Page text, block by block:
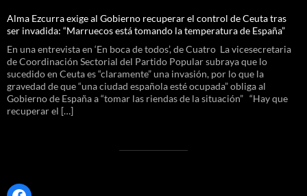
Alma Ezcurra exige al Gobierno recuperar el control de Ceuta tras
ser invadida: “Marruecos está tomando la temperatura de España”
En una entrevista en ‘En boca de todos’, de Cuatro La vicesecretaria
de Coordinación Sectorial del Partido Popular subraya que lo
sucedido en Ceuta es “claramente” una invasión, por lo que la
gravedad de que “una ciudad española esté ocupada” obliga al
Gobierno de España a “tomar las riendas de la situación” “Hay que
recuperar el […]